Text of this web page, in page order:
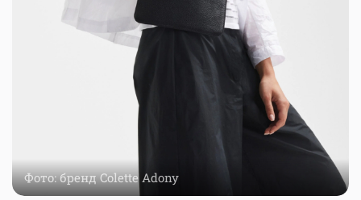
Фото: бренд Colette Adony